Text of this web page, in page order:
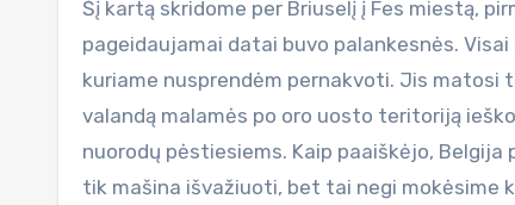
Šį kartą skridome per Briuselį į Fes miestą,
pageidaujamai datai buvo palankesnės.
kuriame nusprendėm pernakvoti. Jis matosi
valandą malamės po oro uosto teritoriją
nuorodų pėstiesiems. Kaip paaiškėjo,
tik mašina išvažiuoti, bet tai negi mokėsime